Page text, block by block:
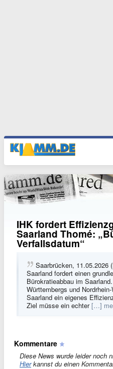
IHK fordert
Saarland Thomé:
Verfallsdatum“
Saarbrücken, 11.05.2026
Saarland fordert einen
Bürokratieabbau im
Württembergs und
Saarland ein eigenes
Ziel müsse ein echter […]
Kommentare
Diese News wurde leider noch
Hierkannst du einen